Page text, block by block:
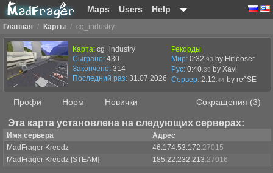
Maps Users Help
Главная / Карты / cg_industry
Карта: cg_industry
Сыграно: 430
Закончено: 314
Последний раз: 31.07.2026 в 17:35
Рекорды
Мир: 0:32 .93 by Hitlooser
Рус: 0:40 .39 by Xavi
Сервер: 2:12 .44 by re^SE
Профи Норм Новички Сокращения (3)
Эта карта установлена на следующих серверах:
Имя сервера
Адрес
MadFrager Kreedz
46.174.53.172:27015
MadFrager Kreedz [STEAM]
185.22.232.213:27016